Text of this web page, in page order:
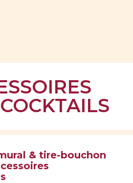
& tire-bouchon